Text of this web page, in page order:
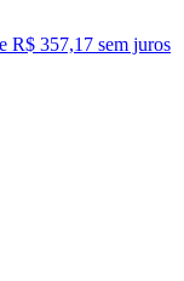
R$ 357,17 sem juros